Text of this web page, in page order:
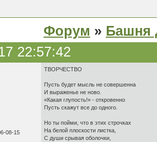
Форум » Башня
22:57:42
08-15
ТВОРЧЕСТВО
Пусть будет мысль не совершенна
И выраженье не ново.
«Какая глупость!» - откровенно
Пусть скажут все до одного.
Но ты пойми, что в этих строчках
На белой плоскости листка,
С души срывая оболочки,